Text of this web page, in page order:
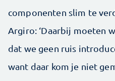
componenten slim te
Argiro: ‘Daarbij moeten
dat we geen ruis
want daar kom je niet